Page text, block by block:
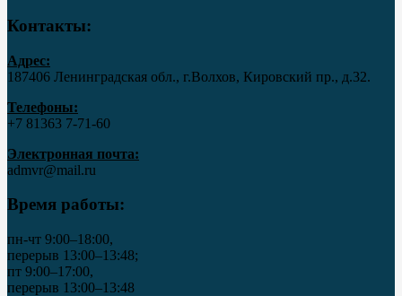
Контакты:
Адрес:
187406 Ленинградская обл., г.Волхов, Кировский пр., д.32.
Телефоны:
+7 81363 7‑71-60
Электронная почта:
admvr@mail.ru
Время работы:
пн-чт 9:00–18:00,
перерыв 13:00–13:48;
пт 9:00–17:00,
перерыв 13:00–13:48